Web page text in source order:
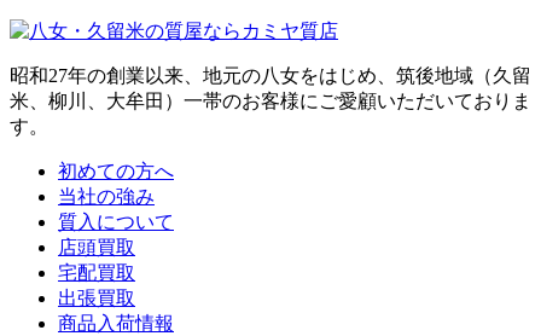
昭和27年の創業以来、地元の八女をはじめ、筑後地域（久留
米、柳川、大牟田）一帯のお客様にご愛顧いただいておりま
す。
初めての方へ
当社の強み
質入について
店頭買取
宅配買取
出張買取
商品入荷情報